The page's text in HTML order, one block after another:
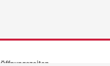
Öffnungszeiten